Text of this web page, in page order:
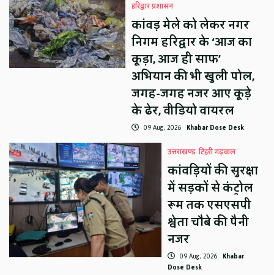
हरिद्वार प्रशासन
कांवड़ मेले को लेकर नगर
निगम हरिद्वार के ‘आज का
कूड़ा, आज ही साफ’
अभियान की भी खुली पोल,
जगह-जगह नजर आए कूड़े
के ढेर, वीडियो वायरल
09 Aug, 2026 Khabar Dose Desk
उत्तराखण्ड टिहरी गढ़वाल
कांवड़ियों की सुरक्षा
में सड़कों से कंट्रोल
रूम तक एसएसपी
श्वेता चौबे की पैनी
नजर
09 Aug, 2026 Khabar
Dose Desk